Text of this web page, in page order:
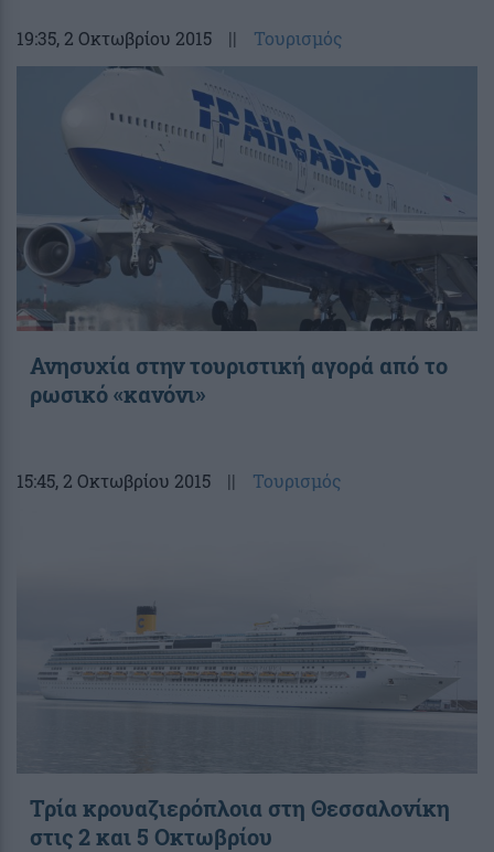
19:35, 2 Οκτωβρίου 2015 || Τουρισμός
Ανησυχία στην τουριστική αγορά από το
ρωσικό «κανόνι»
15:45, 2 Οκτωβρίου 2015 || Τουρισμός
Τρία κρουαζιερόπλοια στη Θεσσαλονίκη
στις 2 και 5 Οκτωβρίου